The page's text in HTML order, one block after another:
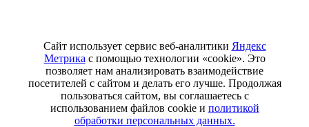
Сайт использует сервис веб-аналитики Яндекс
Метрика с помощью технологии «cookie». Это
позволяет нам анализировать взаимодействие
посетителей с сайтом и делать его лучше. Продолжая
пользоваться сайтом, вы соглашаетесь с
использованием файлов cookie и политикой
обработки персональных данных.